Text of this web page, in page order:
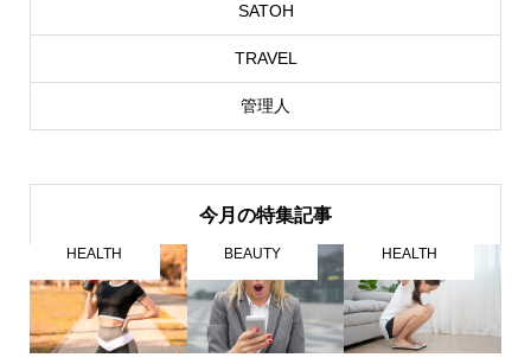
SATOH
TRAVEL
管理人
今月の特集記事
HEALTH BEAUTY HEALTH